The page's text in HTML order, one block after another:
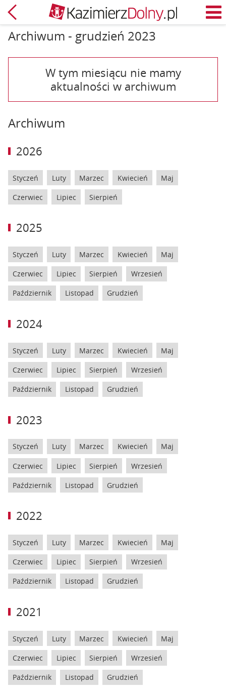
Powrót
Archiwum - grudzień 2023
W tym miesiącu nie mamy
aktualności w archiwum
Archiwum
2026
Styczeń Luty Marzec Kwiecień Maj
Czerwiec Lipiec Sierpień
2025
Styczeń Luty Marzec Kwiecień Maj
Czerwiec Lipiec Sierpień Wrzesień
Październik Listopad Grudzień
2024
Styczeń Luty Marzec Kwiecień Maj
Czerwiec Lipiec Sierpień Wrzesień
Październik Listopad Grudzień
2023
Styczeń Luty Marzec Kwiecień Maj
Czerwiec Lipiec Sierpień Wrzesień
Październik Listopad Grudzień
2022
Styczeń Luty Marzec Kwiecień Maj
Czerwiec Lipiec Sierpień Wrzesień
Październik Listopad Grudzień
2021
Styczeń Luty Marzec Kwiecień Maj
Czerwiec Lipiec Sierpień Wrzesień
Październik Listopad Grudzień